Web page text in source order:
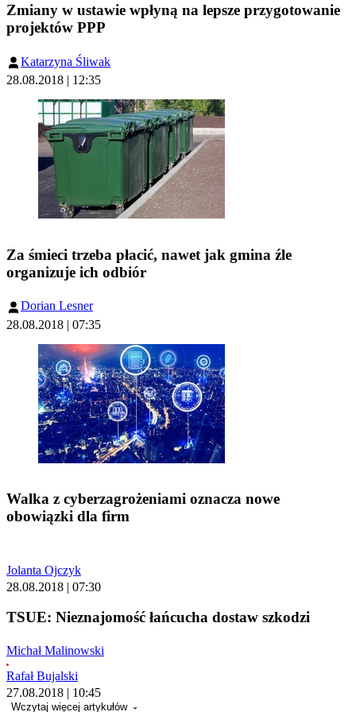
Zmiany w ustawie wpłyną na lepsze przygotowanie
projektów PPP
Katarzyna Śliwak
28.08.2018 | 12:35
Za śmieci trzeba płacić, nawet jak gmina źle
organizuje ich odbiór
Dorian Lesner
28.08.2018 | 07:35
Walka z cyberzagrożeniami oznacza nowe
obowiązki dla firm
Jolanta Ojczyk
28.08.2018 | 07:30
TSUE: Nieznajomość łańcucha dostaw szkodzi
Michał Malinowski
Rafał Bujalski
27.08.2018 | 10:45
Wczytaj więcej artykułów